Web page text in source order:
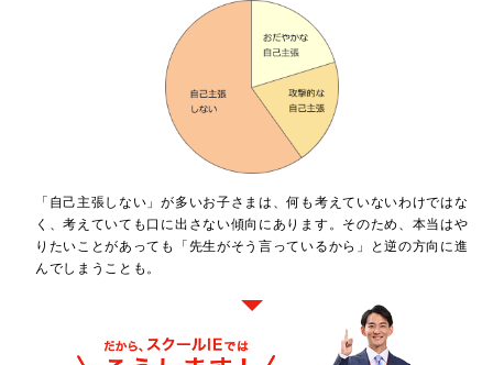
「自己主張しない」が多いお子さまは、何も考えていないわけではな
く、考えていても口に出さない傾向にあります。そのため、本当はや
りたいことがあっても「先生がそう言っているから」と逆の方向に進
んでしまうことも。